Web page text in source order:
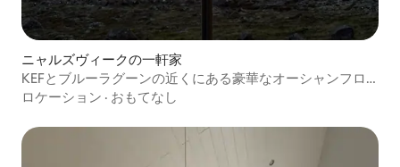
ニャルズヴィークの一軒家
KEFとブルーラグーンの近くにある豪華なオーシャンフロ
ントの隠れ家
ロケーション · おもてなし